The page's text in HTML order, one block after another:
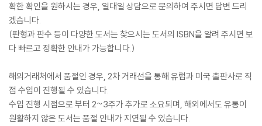
확한 확인을 원하시는 경우, 일대일 상담으로 문의하여 주시면 답변 드리
겠습니다.
(판형과 판수 등이 다양한 도서는 찾으시는 도서의 ISBN을 알려 주시면 보
다 빠르고 정확한 안내가 가능합니다.)
해외거래처에서 품절인 경우, 2차 거래선을 통해 유럽과 미국 출판사로 직
접 수입이 진행될 수 있습니다.
수입 진행 시점으로 부터 2~3주가 추가로 소요되며, 해외에서도 유통이
원활하지 않은 도서는 품절 안내가 지연될 수 있습니다.